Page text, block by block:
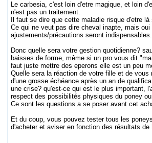
Le carbesia, c'est loin d'etre magique, et loin
n'est pas un traitement.
Il faut se dire que cette maladie risque d'etre
Ce qui ne veut pas dire cheval inapte, mais oui
ajustements/précautions seront indispensables.
Donc quelle sera votre gestion quotidienne?
baisses de forme, même si un pro vous dit
faut juste mettre des eperons elle est un peu
Quelle sera la réaction de votre fille et de vous
d'une grosse échéance après un an de
une crise? qu'est-ce qui est le plus important,
respect des possibilités physiques du poney
Ce sont les questions a se poser avant cet
Et du coup, vous pouvez tester tous les
d'acheter et aviser en fonction des résultats de